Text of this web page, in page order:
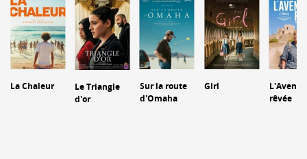
La Chaleur
Le Triangle
d'or
Sur la route
d'Omaha
Girl
rêvée